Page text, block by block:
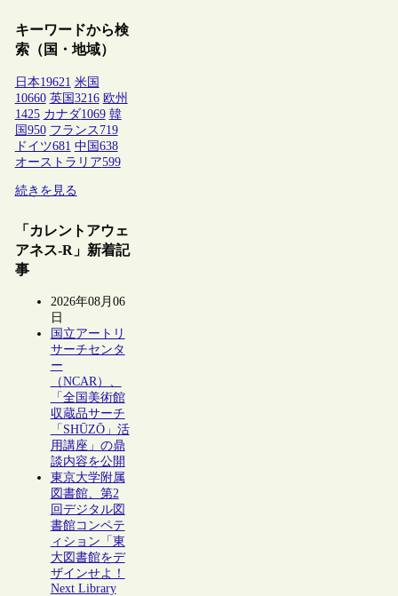
キーワードから検
索（国・地域）
日本19621 米国
10660 英国3216 欧州
1425 カナダ1069 韓
国950 フランス 719
ドイツ681 中国638
オーストラリア599
続きを見る
「カレントアウェ
アネス-R」新着記
事
2026年08月06
日
国立アートリ
サーチセンタ
ー
（NCAR）、
「全国美術館
収蔵品サーチ
「SHŪZŌ」活
用講座」の鼎
談内容を公開
東京大学附属
図書館、第2
回デジタル図
書館コンペテ
ィション「東
大図書館をデ
ザインせよ！
Next Library